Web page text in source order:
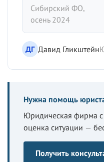
Сибирский ФО,
осень 2024
ДГ Давид Гликштейн
Нужна помощь
Юридическая фирма
оценка ситуации —
Получить